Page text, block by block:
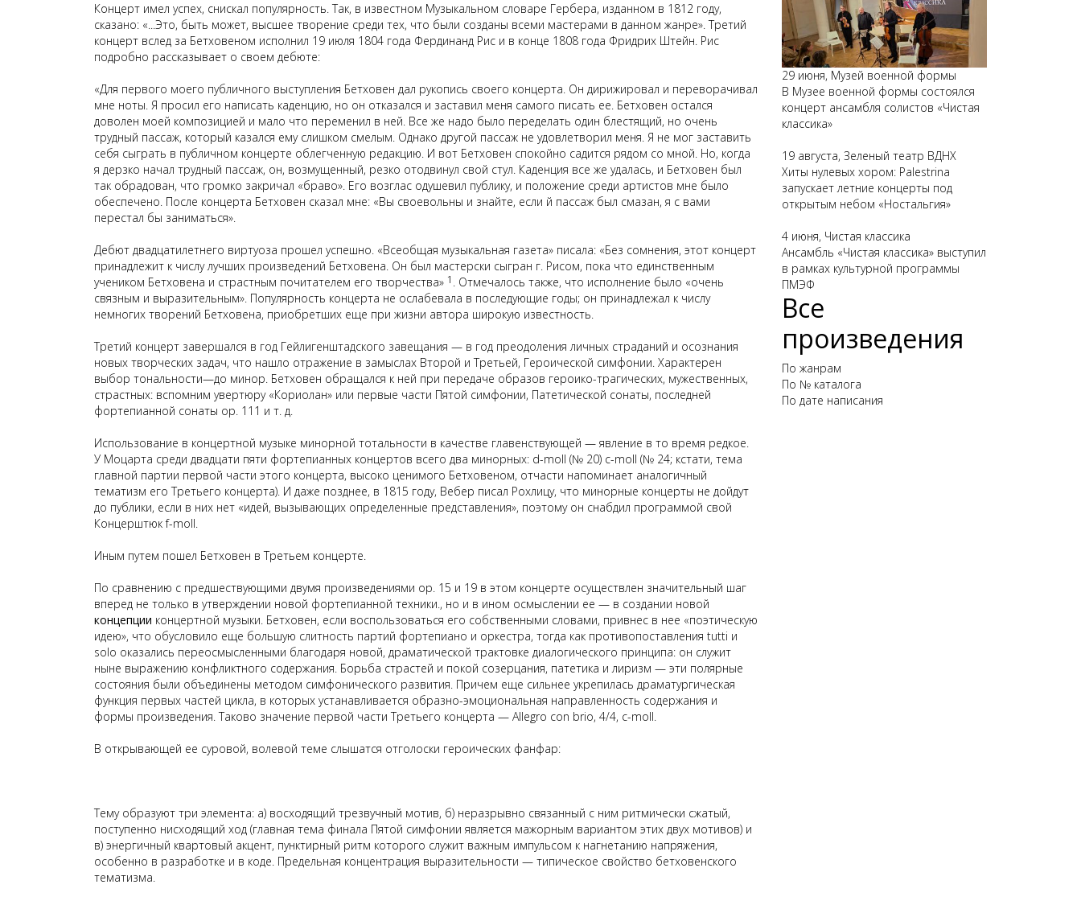
Концерт имел успех, снискал популярность. Так, в известном Музыкальном словаре Гербера, изданном в 1812 году,
сказано: «...Это, быть может, высшее творение среди тех, что были созданы всеми мастерами в данном жанре». Третий
концерт вслед за Бетховеном исполнил 19 июля 1804 года Фердинанд Рис и в конце 1808 года Фридрих Штейн. Рис
подробно рассказывает о своем дебюте:
«Для первого моего публичного выступления Бетховен дал рукопись своего концерта. Он дирижировал и переворачивал
мне ноты. Я просил его написать каденцию, но он отказался и заставил меня самого писать ее. Бетховен остался
доволен моей композицией и мало что переменил в ней. Все же надо было переделать один блестящий, но очень
трудный пассаж, который казался ему слишком смелым. Однако другой пассаж не удовлетворил меня. Я не мог заставить
себя сыграть в публичном концерте облегченную редакцию. И вот Бетховен спокойно садится рядом со мной. Но, когда
я дерзко начал трудный пассаж, он, возмущенный, резко отодвинул свой стул. Каденция все же удалась, и Бетховен был
так обрадован, что громко закричал «браво». Его возглас одушевил публику, и положение среди артистов мне было
обеспечено. После концерта Бетховен сказал мне: «Вы своевольны и знайте, если й пассаж был смазан, я с вами
перестал бы заниматься».
Дебют двадцатилетнего виртуоза прошел успешно. «Всеобщая музыкальная газета» писала: «Без сомнения, этот концерт
принадлежит к числу лучших произведений Бетховена. Он был мастерски сыгран г. Рисом, пока что единственным
учеником Бетховена и страстным почитателем его творчества» 1 . Отмечалось также, что исполнение было «очень
связным и выразительным». Популярность концерта не ослабевала в последующие годы; он принадлежал к числу
немногих творений Бетховена, приобретших еще при жизни автора широкую известность.
Третий концерт завершался в год Гейлигенштадского завещания — в год преодоления личных страданий и осознания
новых творческих задач, что нашло отражение в замыслах Второй и Третьей, Героической симфонии. Характерен
выбор тональности—до минор. Бетховен обращался к ней при передаче образов героико-трагических, мужественных,
страстных: вспомним увертюру «Кориолан» или первые части Пятой симфонии, Патетической сонаты, последней
фортепианной сонаты op. 111 и т. д.
Использование в концертной музыке минорной тотальности в качестве главенствующей — явление в то время редкое.
У Моцарта среди двадцати пяти фортепианных концертов всего два минорных: d-moll (№ 20) c-moll (№ 24; кстати, тема
главной партии первой части этого концерта, высоко ценимого Бетховеном, отчасти напоминает аналогичный
тематизм его Третьего концерта). И даже позднее, в 1815 году, Вебер писал Рохлицу, что минорные концерты не дойдут
до публики, если в них нет «идей, вызывающих определенные представления», поэтому он снабдил программой свой
Концерштюк f-moll.
Иным путем пошел Бетховен в Третьем концерте.
По сравнению с предшествующими двумя произведениями ор. 15 и 19 в этом концерте осуществлен значительный шаг
вперед не только в утверждении новой фортепианной техники., но и в ином осмыслении ее — в создании новой
концепции концертной музыки. Бетховен, если воспользоваться его собственными словами, привнес в нее «поэтическую
идею», что обусловило еще большую слитность партий фортепиано и оркестра, тогда как противопоставления tutti и
solo оказались переосмысленными благодаря новой, драматической трактовке диалогического принципа: он служит
ныне выражению конфликтного содержания. Борьба страстей и покой созерцания, патетика и лиризм — эти полярные
состояния были объединены методом симфонического развития. Причем еще сильнее укрепилась драматургическая
функция первых частей цикла, в которых устанавливается образно-эмоциональная направленность содержания и
формы произведения. Таково значение первой части Третьего концерта — Allegro con brio, 4/4, c-moll.
В открывающей ее суровой, волевой теме слышатся отголоски героических фанфар:
Тему образуют три элемента: а) восходящий трезвучный мотив, б) неразрывно связанный с ним ритмически сжатый,
поступенно нисходящий ход (главная тема финала Пятой симфонии является мажорным вариантом этих двух мотивов) и
в) энергичный квартовый акцент, пунктирный ритм которого служит важным импульсом к нагнетанию напряжения,
особенно в разработке и в коде. Предельная концентрация выразительности — типическое свойство бетховенского
тематизма.
29 июня, Музей военной формы
В Музее военной формы состоялся
концерт ансамбля солистов «Чистая
классика»
19 августа, Зеленый театр ВДНХ
Хиты нулевых хором: Palestrina
запускает летние концерты под
открытым небом «Ностальгия»
4 июня, Чистая классика
Ансамбль «Чистая классика» выступил
в рамках культурной программы
ПМЭФ
Все
произведения
По жанрам
По № каталога
По дате написания